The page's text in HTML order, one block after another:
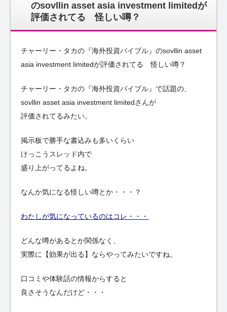
のsovllin asset asia investment limitedが
評価されてる 怪しい噂？
チャーリー・タカの『海外投資バイブル』のsovllin asset
asia investment limitedが評価されてる 怪しい噂？
チャーリー・タカの『海外投資バイブル』で話題の、
sovllin asset asia investment limitedさんが
評価されてるみたい。
掲示板で勝手な書込みも多いくらい
けっこうスレッド内で
盛り上がってるよね。
なんか気になる怪しい噂とか・・・？
わたしが気になっているのはコレ・・・
どんな噂があるとか関係なく、
実際に【効果が出る】ならやってみたいですね。
口コミや体験話の情報からすると
良さそうなんだけど・・・